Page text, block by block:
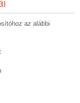
az alábbi